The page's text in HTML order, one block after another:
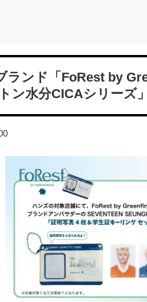
ランド「FoRest by
ン水分CICAシリーズ